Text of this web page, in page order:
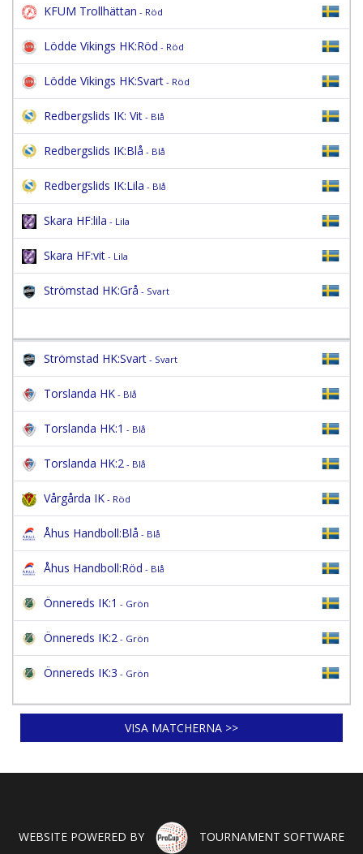
KFUM Trollhättan - Röd
Lödde Vikings HK:Röd - Röd
Lödde Vikings HK:Svart - Röd
Redbergslids IK: Vit - Blå
Redbergslids IK:Blå - Blå
Redbergslids IK:Lila - Blå
Skara HF:lila - Lila
Skara HF:vit - Lila
Strömstad HK:Grå - Svart
Strömstad HK:Svart - Svart
Torslanda HK - Blå
Torslanda HK:1 - Blå
Torslanda HK:2 - Blå
Vårgårda IK - Röd
Åhus Handboll:Blå - Blå
Åhus Handboll:Röd - Blå
Önnereds IK:1 - Grön
Önnereds IK:2 - Grön
Önnereds IK:3 - Grön
VISA MATCHERNA >>
WEBSITE POWERED BY TOURNAMENT SOFTWARE